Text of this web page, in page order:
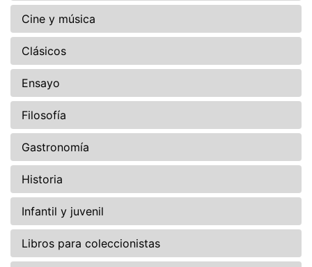
Cine y música
Clásicos
Ensayo
Filosofía
Gastronomía
Historia
Infantil y juvenil
Libros para coleccionistas